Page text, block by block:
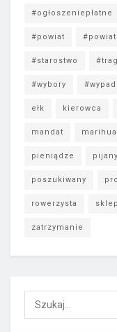
#ogłoszeniepłatne
#powiat
#starostwo
#wybory
ełk kierowca
mandat
pieniądze pijany
poszukiwany
rowerzysta sklep
zatrzymanie